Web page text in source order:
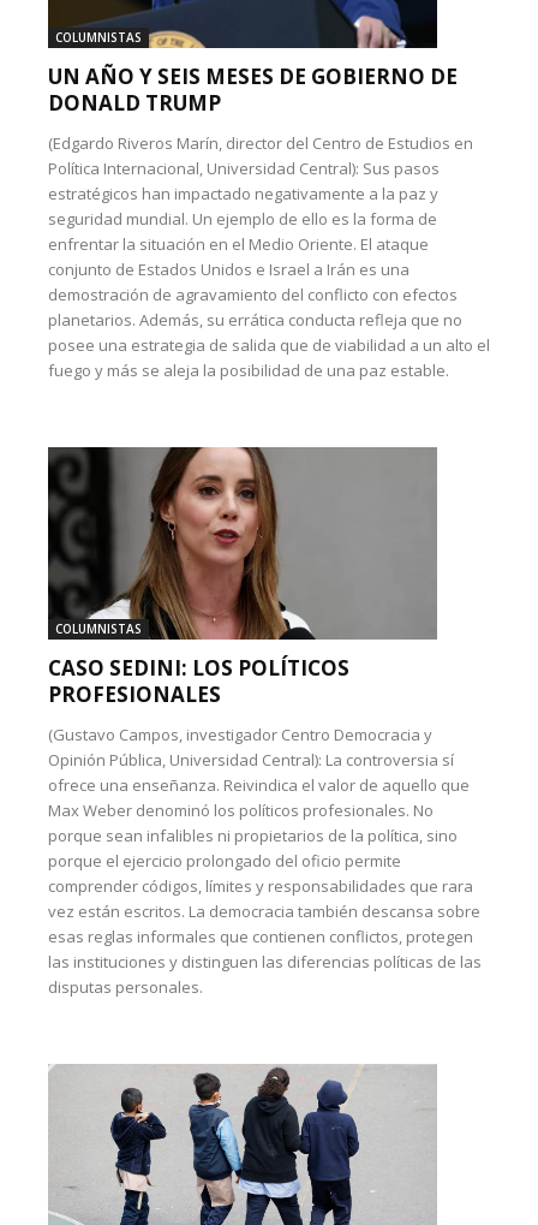
COLUMNISTAS
UN AÑO Y SEIS MESES DE GOBIERNO DE
DONALD TRUMP
(Edgardo Riveros Marín, director del Centro de Estudios en
Política Internacional, Universidad Central): Sus pasos
estratégicos han impactado negativamente a la paz y
seguridad mundial. Un ejemplo de ello es la forma de
enfrentar la situación en el Medio Oriente. El ataque
conjunto de Estados Unidos e Israel a Irán es una
demostración de agravamiento del conflicto con efectos
planetarios. Además, su errática conducta refleja que no
posee una estrategia de salida que de viabilidad a un alto el
fuego y más se aleja la posibilidad de una paz estable.
COLUMNISTAS
CASO SEDINI: LOS POLÍTICOS
PROFESIONALES
(Gustavo Campos, investigador Centro Democracia y
Opinión Pública, Universidad Central): La controversia sí
ofrece una enseñanza. Reivindica el valor de aquello que
Max Weber denominó los políticos profesionales. No
porque sean infalibles ni propietarios de la política, sino
porque el ejercicio prolongado del oficio permite
comprender códigos, límites y responsabilidades que rara
vez están escritos. La democracia también descansa sobre
esas reglas informales que contienen conflictos, protegen
las instituciones y distinguen las diferencias políticas de las
disputas personales.